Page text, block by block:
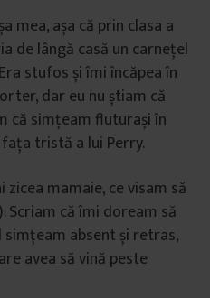
mea, așa că prin clasa a
de lângă casă un carnețel
stufos și îmi încăpea în
dar eu nu știam că
că simțeam fluturași în
tristă a lui Perry.
mamaie, ce visam să
Scriam că îmi doream să
absent și retras,
avea să vină peste